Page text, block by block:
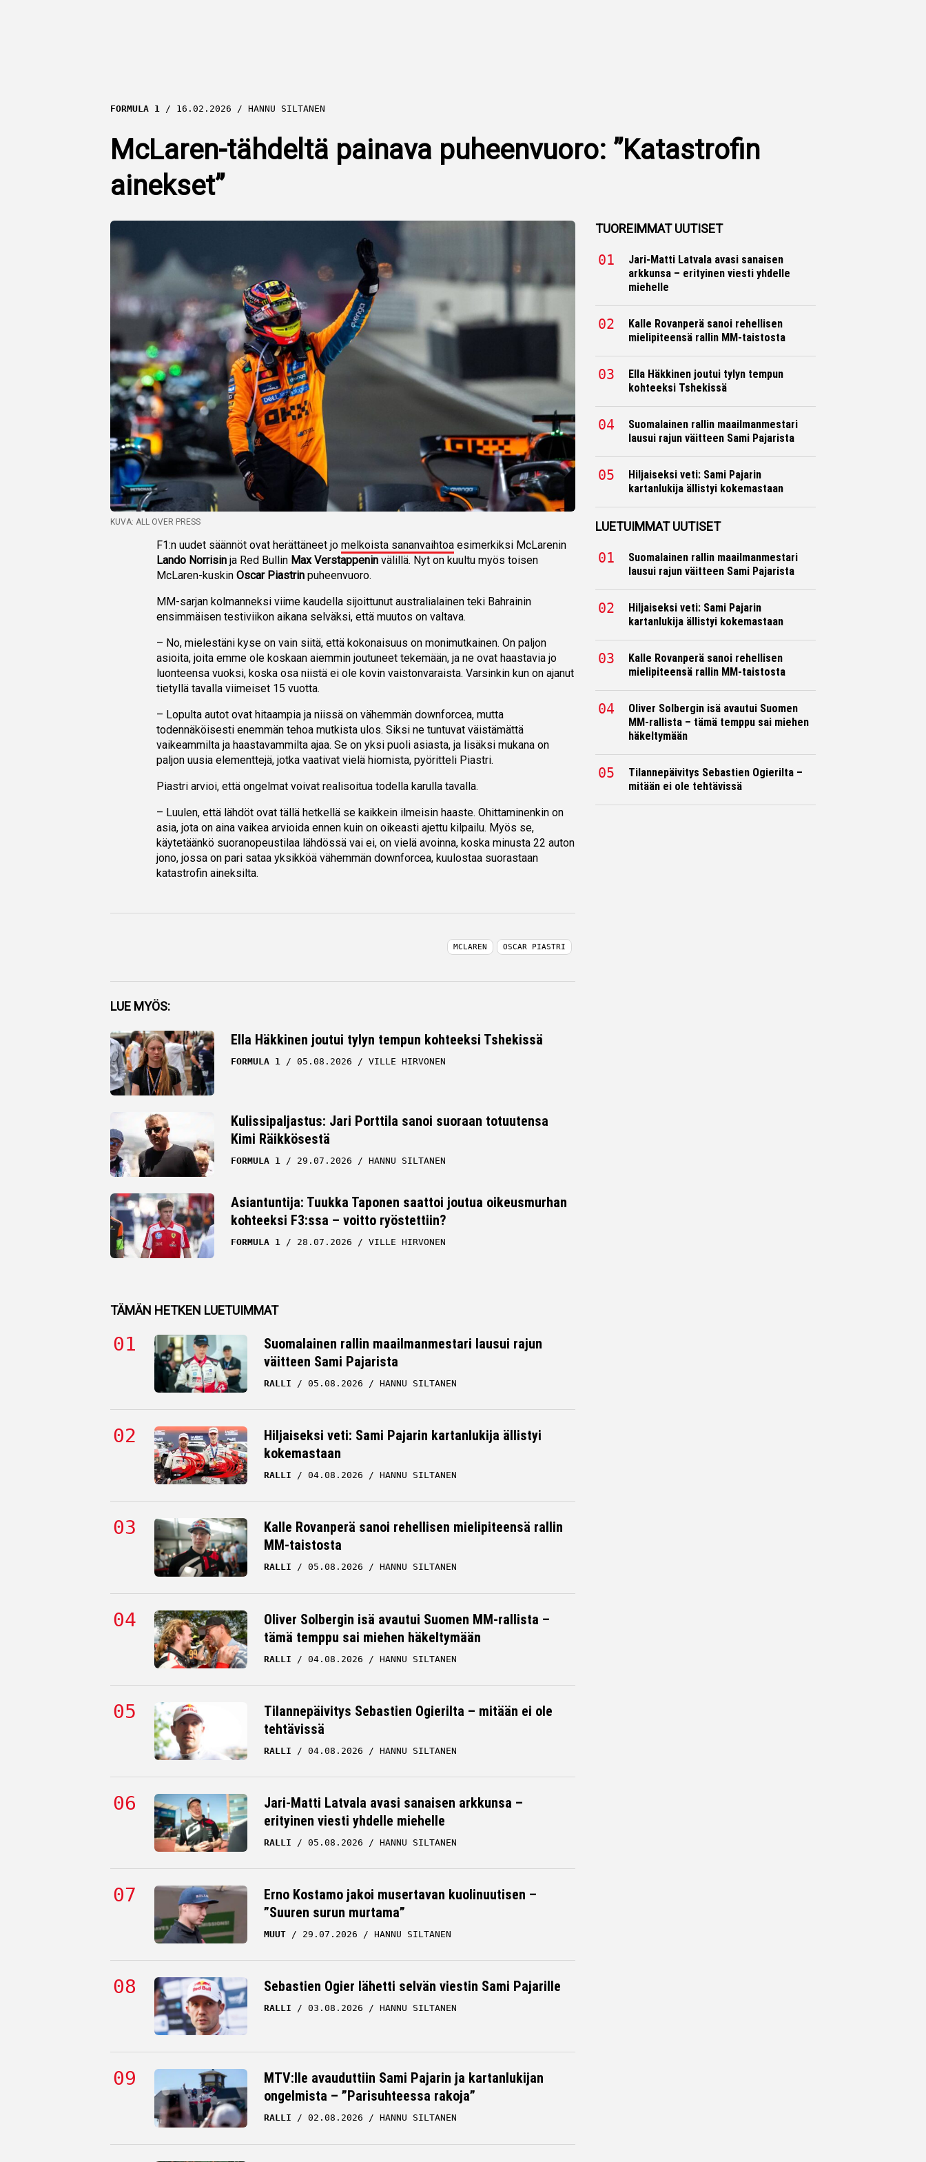
FORMULA 1 16.02.2026 HANNU SILTANEN
McLaren-tähdeltä painava puheenvuoro: ”Katastrofin
ainekset”
KUVA: ALL OVER PRESS
F1:n uudet säännöt ovat herättäneet jomelkoista sananvaihtoa esimerkiksi McLarenin
Lando Norrisin ja Red Bullin Max Verstappenin välillä. Nyt on kuultu myös toisen
McLaren-kuskinOscar Piastrin puheenvuoro.
MM-sarjan kolmanneksi viime kaudella sijoittunut australialainen teki Bahrainin
ensimmäisen testiviikon aikana selväksi, että muutos on valtava.
– No, mielestäni kyse on vain siitä, että kokonaisuus on monimutkainen. On paljon
asioita, joita emme ole koskaan aiemmin joutuneet tekemään, ja ne ovat haastavia jo
luonteensa vuoksi, koska osa niistä ei ole kovin vaistonvaraista. Varsinkin kun on ajanut
tietyllä tavalla viimeiset 15 vuotta.
– Lopulta autot ovat hitaampia ja niissä on vähemmän downforcea, mutta
todennäköisesti enemmän tehoa mutkista ulos. Siksi ne tuntuvat väistämättä
vaikeammilta ja haastavammilta ajaa. Se on yksi puoli asiasta, ja lisäksi mukana on
paljon uusia elementtejä, jotka vaativat vielä hiomista, pyöritteli Piastri.
Piastri arvioi, että ongelmat voivat realisoitua todella karulla tavalla.
– Luulen, että lähdöt ovat tällä hetkellä se kaikkein ilmeisin haaste. Ohittaminenkin on
asia, jota on aina vaikea arvioida ennen kuin on oikeasti ajettu kilpailu. Myös se,
käytetäänkö suoranopeustilaa lähdössä vai ei, on vielä avoinna, koska minusta 22 auton
jono, jossa on pari sataa yksikköä vähemmän downforcea, kuulostaa suorastaan
katastrofin aineksilta.
Facebook
Twitter
Whatsapp
MCLAREN OSCAR PIASTRI
LUE MYÖS:
Ella Häkkinen joutui tylyn tempun kohteeksi Tshekissä
FORMULA 1 05.08.2026 VILLE HIRVONEN
Kulissipaljastus: Jari Porttila sanoi suoraan totuutensa
Kimi Räikkösestä
FORMULA 1 29.07.2026 HANNU SILTANEN
Asiantuntija: Tuukka Taponen saattoi joutua oikeusmurhan
kohteeksi F3:ssa – voitto ryöstettiin?
FORMULA 1 28.07.2026 VILLE HIRVONEN
TÄMÄN HETKEN LUETUIMMAT
Suomalainen rallin maailmanmestari lausui rajun
väitteen Sami Pajarista
RALLI 05.08.2026 HANNU SILTANEN
Hiljaiseksi veti: Sami Pajarin kartanlukija ällistyi
kokemastaan
RALLI 04.08.2026 HANNU SILTANEN
Kalle Rovanperä sanoi rehellisen mielipiteensä rallin
MM-taistosta
RALLI 05.08.2026 HANNU SILTANEN
Oliver Solbergin isä avautui Suomen MM-rallista –
tämä temppu sai miehen häkeltymään
RALLI 04.08.2026 HANNU SILTANEN
Tilannepäivitys Sebastien Ogierilta – mitään ei ole
tehtävissä
RALLI 04.08.2026 HANNU SILTANEN
Jari-Matti Latvala avasi sanaisen arkkunsa –
erityinen viesti yhdelle miehelle
RALLI 05.08.2026 HANNU SILTANEN
Erno Kostamo jakoi musertavan kuolinuutisen –
”Suuren surun murtama”
MUUT 29.07.2026 HANNU SILTANEN
Sebastien Ogier lähetti selvän viestin Sami Pajarille
RALLI 03.08.2026 HANNU SILTANEN
MTV:lle avauduttiin Sami Pajarin ja kartanlukijan
ongelmista – ”Parisuhteessa rakoja”
RALLI 02.08.2026 HANNU SILTANEN
TUOREIMMAT UUTISET
Jari-Matti Latvala avasi sanaisen
arkkunsa – erityinen viesti yhdelle
miehelle
Kalle Rovanperä sanoi rehellisen
mielipiteensä rallin MM-taistosta
Ella Häkkinen joutui tylyn tempun
kohteeksi Tshekissä
Suomalainen rallin maailmanmestari
lausui rajun väitteen Sami Pajarista
Hiljaiseksi veti: Sami Pajarin
kartanlukija ällistyi kokemastaan
LUETUIMMAT UUTISET
Suomalainen rallin maailmanmestari
lausui rajun väitteen Sami Pajarista
Hiljaiseksi veti: Sami Pajarin
kartanlukija ällistyi kokemastaan
Kalle Rovanperä sanoi rehellisen
mielipiteensä rallin MM-taistosta
Oliver Solbergin isä avautui Suomen
MM-rallista – tämä temppu sai miehen
häkeltymään
Tilannepäivitys Sebastien Ogierilta –
mitään ei ole tehtävissä